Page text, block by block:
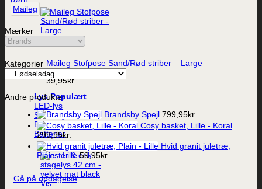
Maileg Stofpose Sand/Rød striber – Large
39,95kr.
Lys
LED-lys
Stearinlys
Ester og Erik lys
Batterier
Vis
Maileg
Mærker
Kategorier
Andre produkter
Brandsby Spejl 799,95kr.
Cosy basket, Lille - Koral
299,95kr.
Hvid granit juletræ,
Plain - Lille 59,95kr.
Gå på opdagelse